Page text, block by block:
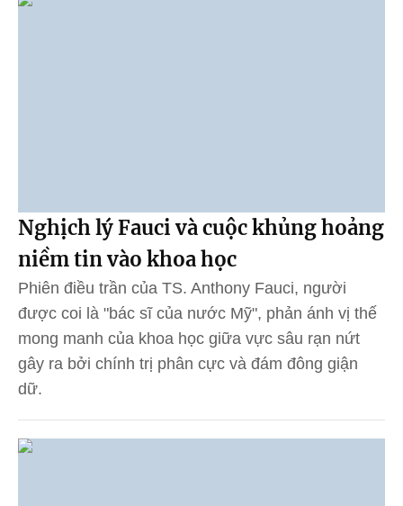
Nghịch lý Fauci và cuộc khủng hoảng
niềm tin vào khoa học
Phiên điều trần của TS. Anthony Fauci, người
được coi là "bác sĩ của nước Mỹ", phản ánh vị thế
mong manh của khoa học giữa vực sâu rạn nứt
gây ra bởi chính trị phân cực và đám đông giận
dữ.